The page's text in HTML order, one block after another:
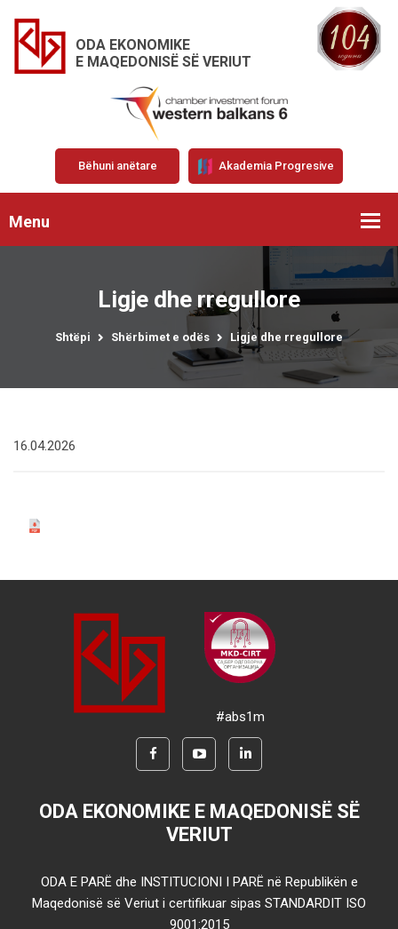
ODA EKONOMIKE
E MAQEDONISË SË VERIUT
Bëhuni anëtare Akademia Progresive
Menu
Ligje dhe rregullore
Shtëpi Shërbimet e odës Ligje dhe rregullore
16.04.2026
#abs1m
ODA EKONOMIKE E MAQEDONISË SË
VERIUT
ODA E PARË dhe INSTITUCIONI I PARË në Republikën e
Maqedonisë së Veriut i certifikuar sipas STANDARDIT ISO
9001:2015